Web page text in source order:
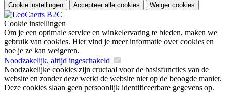
Cookie instellingen Accepteer alle cookies Weiger cookies
Cookie instellingen
Om je een optimale service en winkelervaring te bieden, maken we
gebruik van cookies. Hier vind je meer informatie over cookies en
hoe je ze kan weigeren.
Noodzakelijk, altijd ingeschakeld
Noodzakelijke cookies zijn cruciaal voor de basisfuncties van de
website en zonder deze werkt de website niet op de beoogde manier.
Deze cookies slaan geen persoonlijk identificeerbare gegevens op.